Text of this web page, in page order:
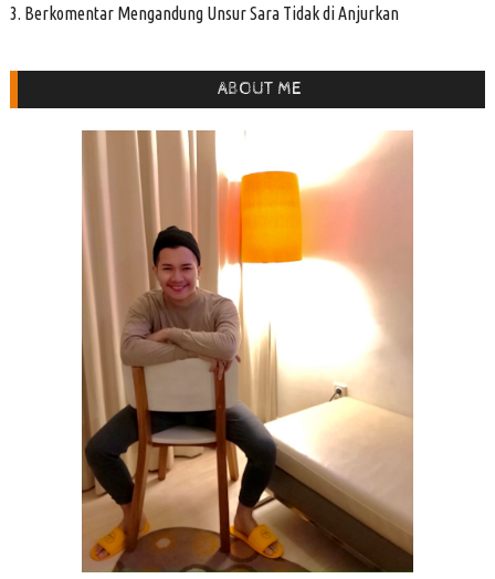
3. Berkomentar Mengandung Unsur Sara Tidak di Anjurkan
ABOUT ME